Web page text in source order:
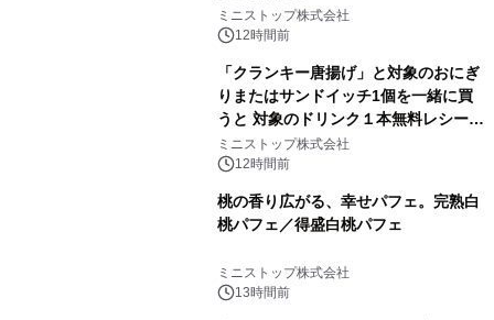
ミニストップ株式会社
12時間前
「クランキー唐揚げ」と対象のおにぎ
りまたはサンドイッチ1個を一緒に買
うと 対象のドリンク１本無料レシート
クーポンもらえる！※1
ミニストップ株式会社
12時間前
桃の香り広がる、幸せパフェ。完熟白
桃パフェ／得盛白桃パフェ
ミニストップ株式会社
13時間前